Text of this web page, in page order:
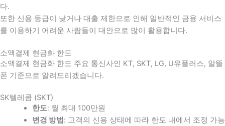
다.
또한 신용 등급이 낮거나 대출 제한으로 인해 일반적인 금융 서비스
를 이용하기 어려운 사람들이 대안으로 많이 활용합니다.
소액결제 현금화 한도
소액결제 현금화 한도 주요 통신사인 KT, SKT, LG, U유플러스, 알뜰
폰 기준으로 알려드리겠습니다.
SK텔레콤 (SKT)
한도: 월 최대 100만원
변경 방법 : 고객의 신용 상태에 따라 한도 내에서 조정 가능